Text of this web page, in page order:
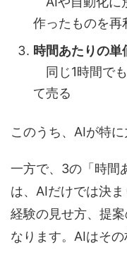
作ったものを再
時間あたりの単
同じ1時間で
て売る
このうち、AIが特に
一方で、3の「時間
は、AIだけでは決ま
経験の見せ方、提
なります。AIはその